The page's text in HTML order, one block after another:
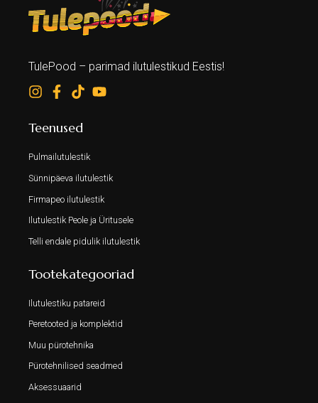
TulePood – parimad ilutulestikud Eestis!
Teenused
Pulmailutulestik
Sünnipäeva ilutulestik
Firmapeo ilutulestik
Ilutulestik Peole ja Üritusele
Telli endale pidulik ilutulestik
Tootekategooriad
Ilutulestiku patareid
Peretooted ja komplektid
Muu pürotehnika
Pürotehnilised seadmed
Aksessuaarid